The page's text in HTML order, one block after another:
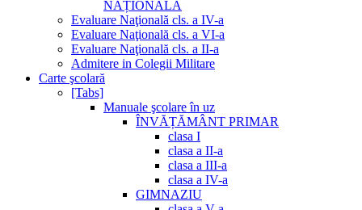
NAȚIONALĂ
Evaluare Naţională cls. a IV-a
Evaluare Naţională cls. a VI-a
Evaluare Naţională cls. a II-a
Admitere in Colegii Militare
Carte şcolară
[Tabs]
Manuale şcolare în uz
ÎNVĂȚĂMÂNT PRIMAR
clasa I
clasa a II-a
clasa a III-a
clasa a IV-a
GIMNAZIU